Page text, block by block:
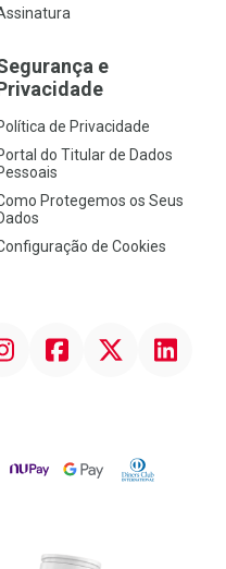
e
de Privacidade
do Titular de Dados
Protegemos os Seus
de Cookies
Facebook Linkedin
NuPay Google PayDiners Club